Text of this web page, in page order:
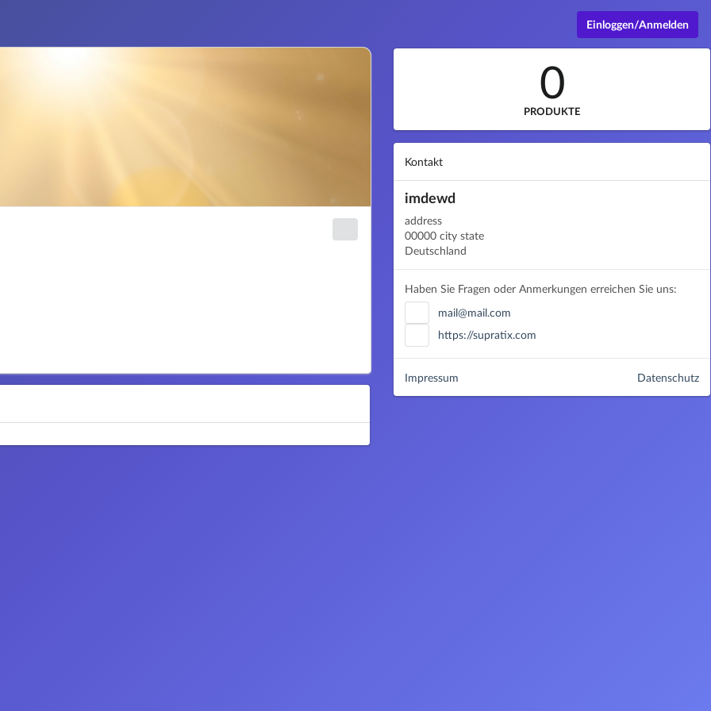
Einloggen/Anmelden
0
PRODUKTE
Kontakt
imdewd
address
00000 city state
Deutschland
Haben Sie Fragen oder Anmerkungen erreichen Sie uns:
mail@mail.com
https://supratix.com
Datenschutz
Impressum